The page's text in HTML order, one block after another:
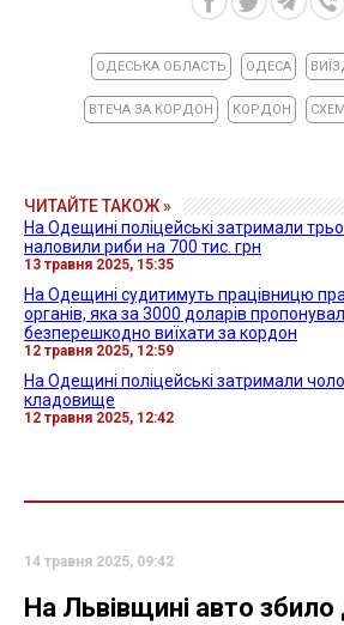
ОДЕСЬКА ОБЛАСТЬ ОДЕСА
ВТЕЧА ЗА КОРДОН КОРДОН
ЧИТАЙТЕ ТАКОЖ »
На Одещині поліцейські затримали
наловили риби на 700 тис. грн
13 травня 2025, 15:35
На Одещині судитимуть працівницю
органів, яка за 3000 доларів
безперешкодно виїхати за кордон
12 травня 2025, 12:59
На Одещині поліцейські затримали
кладовище
12 травня 2025, 12:42
14 травня 2025, 09:42
На Львівщині авто збило